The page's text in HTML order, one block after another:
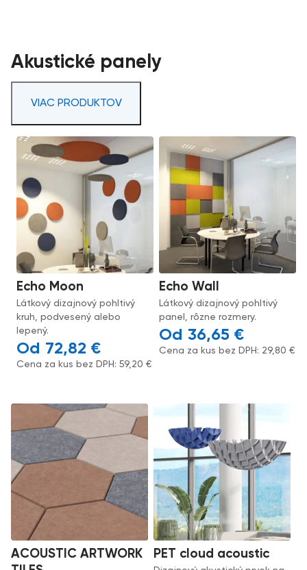
Akustické panely
VIAC PRODUKTOV
Echo Moon
Látkový dizajnový pohltivý
kruh, podvesený alebo
lepený.
72,82 €
Cena za kus bez DPH:59,20€
Echo Wall
Látkový dizajnový pohltivý
panel, rôzne rozmery.
36,65 €
Cena za kus bez DPH: 29,80€
ACOUSTIC ARTWORK
PET cloud acoustic